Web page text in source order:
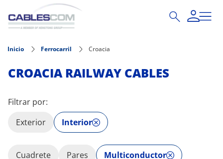
Pasar al contenido principal
Inicio Ferrocarril Croacia
CROACIA RAILWAY CABLES
Filtrar por:
Exterior
Interior
Cuadrete Pares Multiconductor